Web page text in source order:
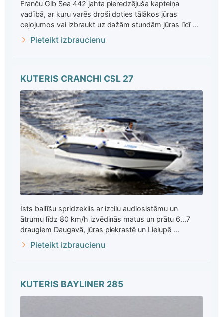
Franču Gib Sea 442 jahta pieredzējuša kapteiņa
vadībā, ar kuru varēs droši doties tālākos jūras
ceļojumos vai izbraukt uz dažām stundām jūras līcī ...
Pieteikt izbraucienu
KUTERIS CRANCHI CSL 27
Īsts ballīšu spridzeklis ar izcilu audiosistēmu un
ātrumu līdz 80 km/h izvēdinās matus un prātu 6...7
draugiem Daugavā, jūras piekrastē un Lielupē ...
Pieteikt izbraucienu
KUTERIS BAYLINER 285